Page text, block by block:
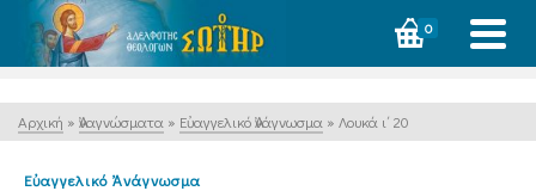
0
Αρχική » Ἀναγνώσματα » Εὐαγγελικό Ἀνάγνωσμα » Λουκά ι΄ 20
Εὐαγγελικό Ἀνάγνωσμα